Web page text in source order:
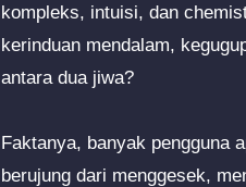
kompleks, intuisi, dan
kerinduan mendalam,
antara dua jiwa?
Faktanya, banyak pengguna
berujung dari menggesek,